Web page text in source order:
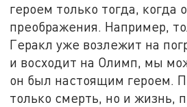
героем только тогда, когда
преображения. Например,
Геракл уже возлежит на
и восходит на Олимп, мы
он был настоящим героем.
только смерть, но и жизнь,